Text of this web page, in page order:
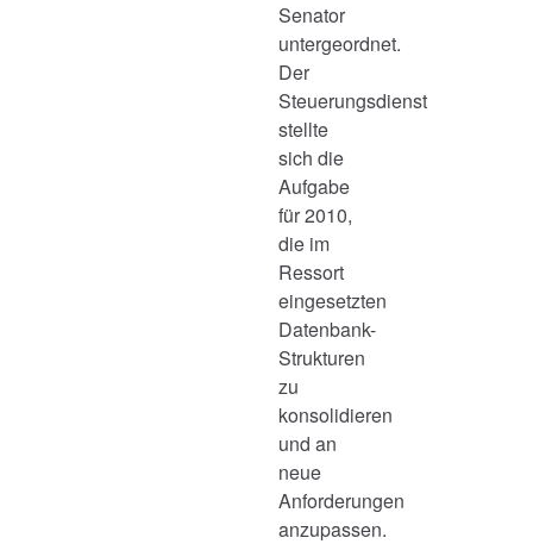
Senator
untergeordnet.
Der
Steuerungsdienst
stellte
sich die
Aufgabe
für 2010,
die im
Ressort
eingesetzten
Datenbank-
Strukturen
zu
konsolidieren
und an
neue
Anforderungen
anzupassen.